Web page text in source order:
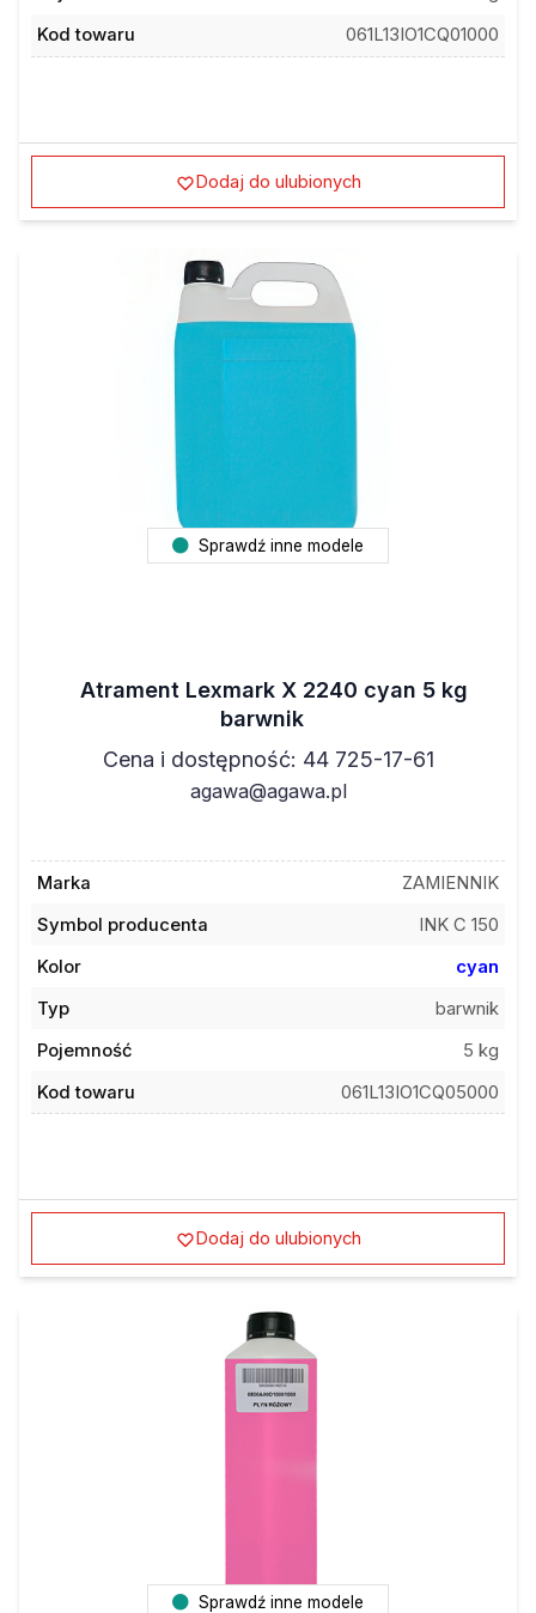
Kod towaru
061L13IO1CQ01000
Dodaj do ulubionych
Sprawdź inne modele
Atrament Lexmark X 2240 cyan 5 kg
barwnik
Cena i dostępność: 44 725-17-61
agawa@agawa.pl
Marka
ZAMIENNIK
Symbol producenta
INK C 150
Kolor
cyan
Typ
barwnik
Pojemność
5 kg
Kod towaru
061L13IO1CQ05000
Dodaj do ulubionych
Sprawdź inne modele